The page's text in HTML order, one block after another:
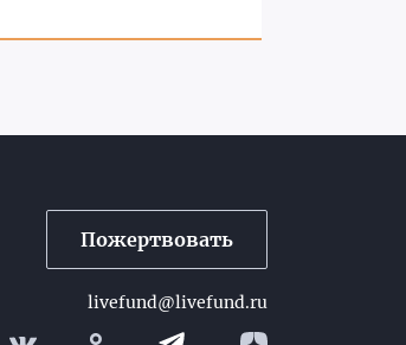
Пожертвовать
livefund@livefund.ru
Телеграм